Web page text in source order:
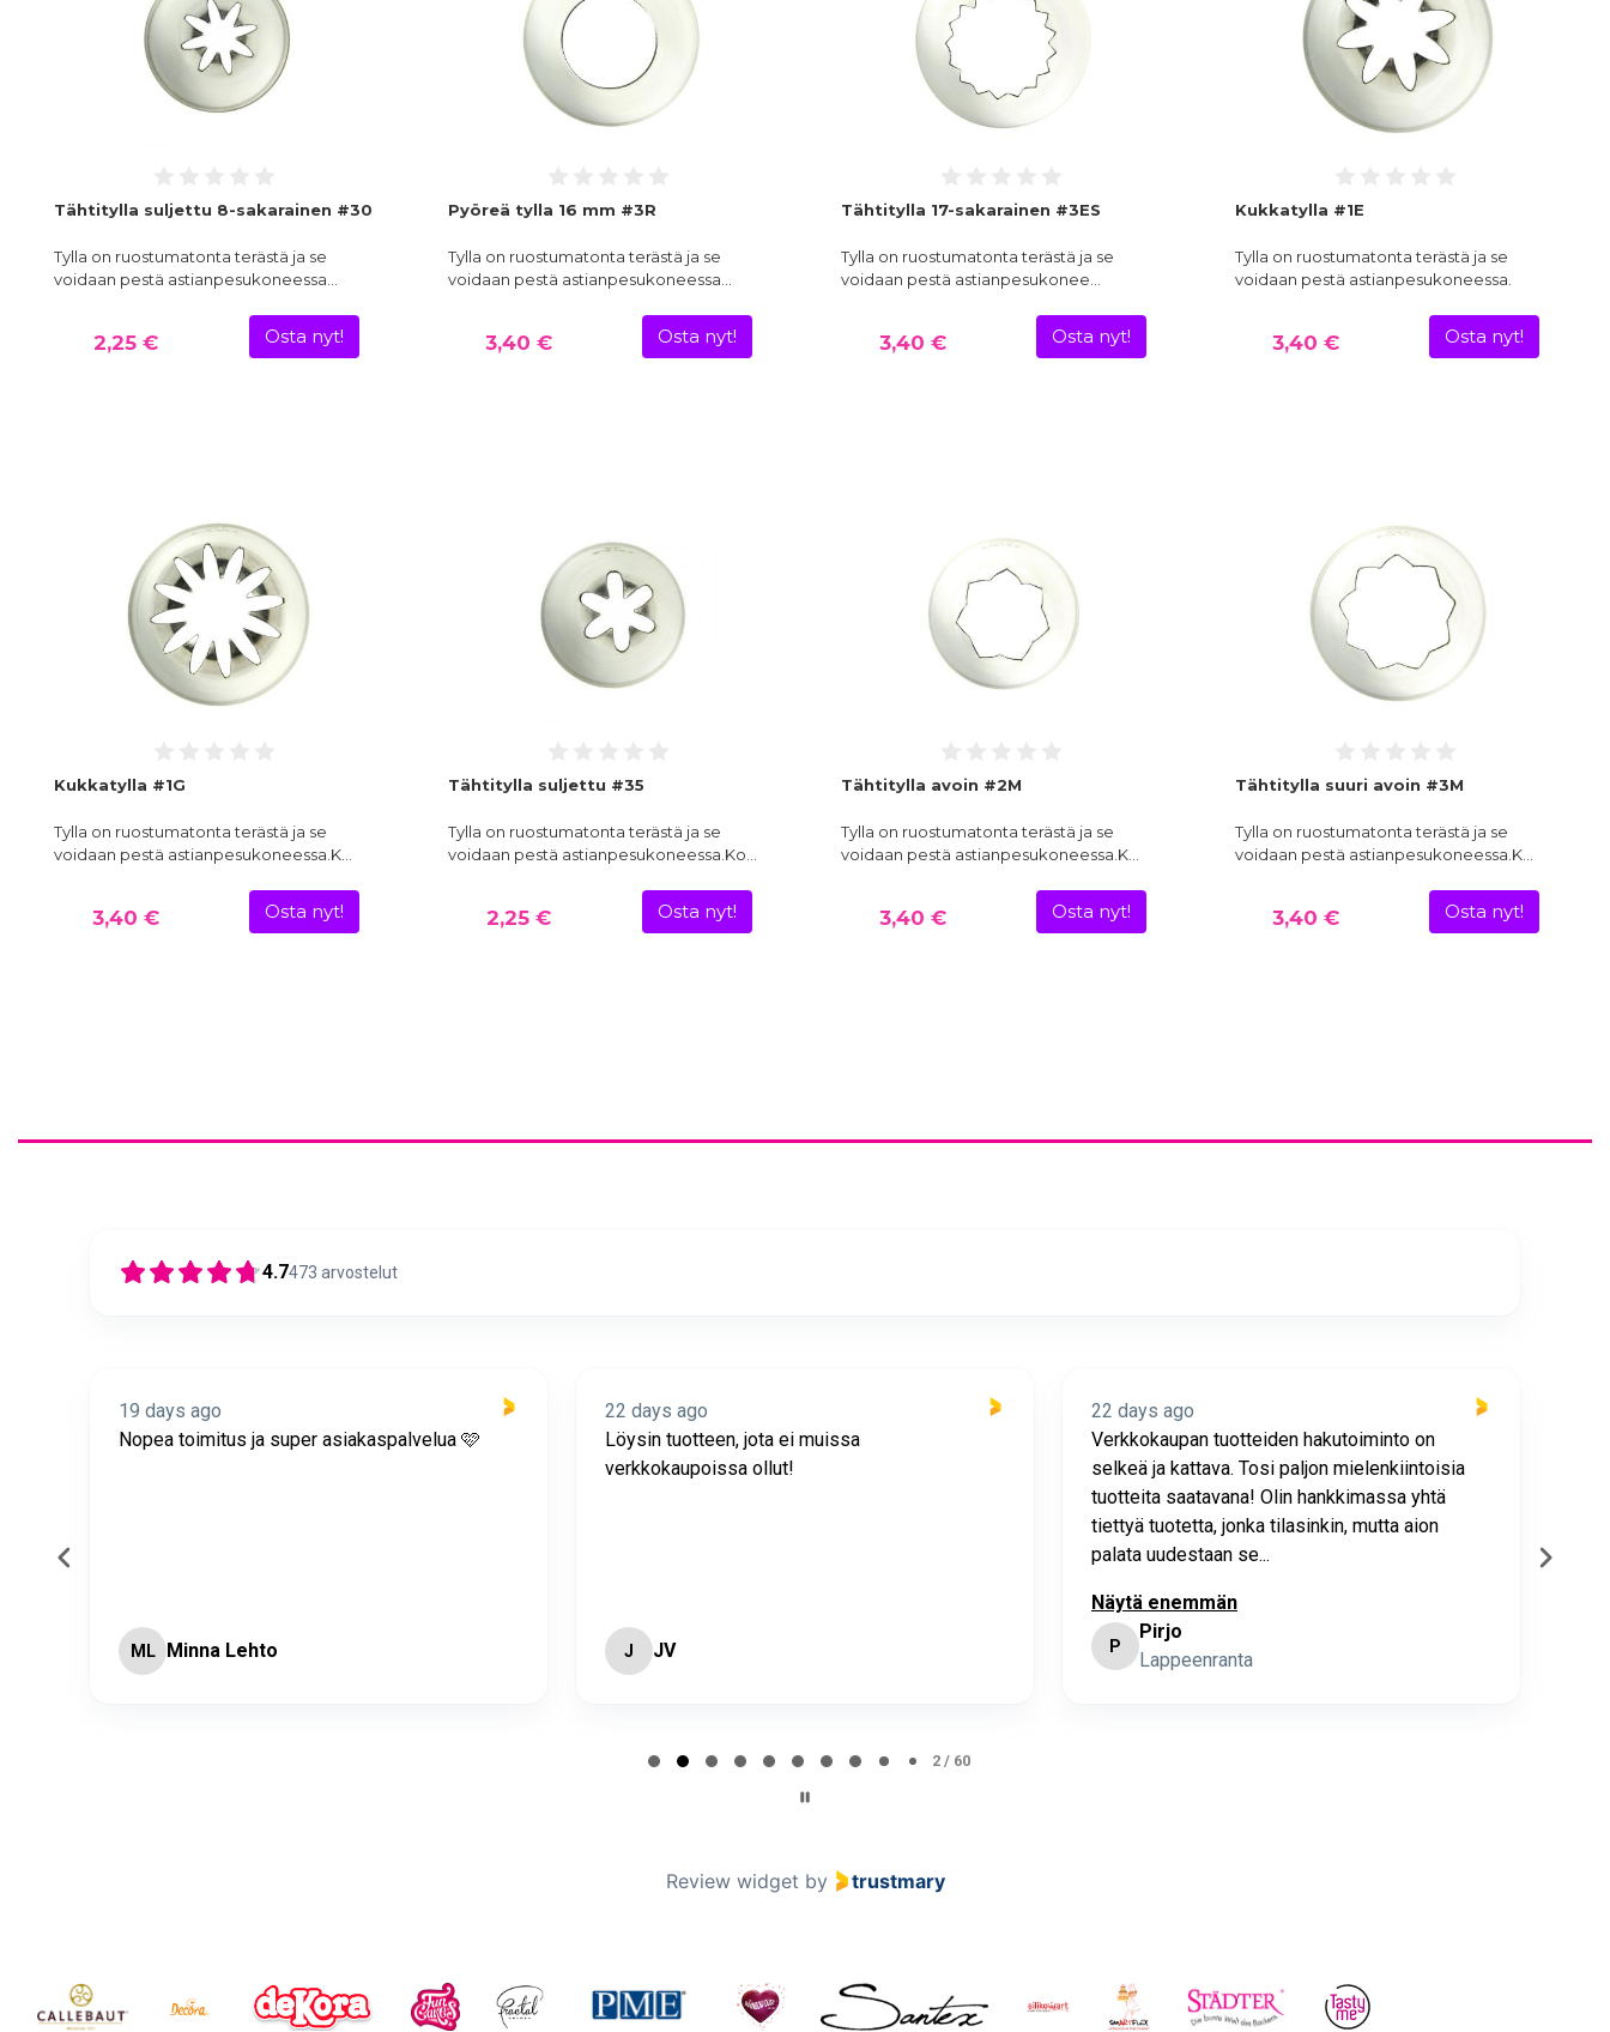
Tähtitylla suljettu 8-sakarainen #30
Tylla on ruostumatonta terästä ja se
voidaan pestä astianpesukoneessa…
2,25 € Osta nyt!
Pyöreä tylla 16 mm #3R
Tylla on ruostumatonta terästä ja se
voidaan pestä astianpesukoneessa…
3,40 € Osta nyt!
Tähtitylla 17-sakarainen #3ES
Tylla on ruostumatonta terästä ja se
voidaan pestä astianpesukonee…
3,40 € Osta nyt!
Kukkatylla #1E
Tylla on ruostumatonta terästä ja se
voidaan pestä astianpesukoneessa.
3,40 € Osta nyt!
Kukkatylla #1G
Tylla on ruostumatonta terästä ja se
voidaan pestä astianpesukoneessa.K…
3,40 € Osta nyt!
Tähtitylla suljettu #35
Tylla on ruostumatonta terästä ja se
voidaan pestä astianpesukoneessa.Ko…
2,25 € Osta nyt!
Tähtitylla avoin #2M
Tylla on ruostumatonta terästä ja se
voidaan pestä astianpesukoneessa.K…
3,40 € Osta nyt!
Tähtitylla suuri avoin #3M
Tylla on ruostumatonta terästä ja se
voidaan pestä astianpesukoneessa.K…
3,40 € Osta nyt!
4.7473 arvostelut
19 days ago
Nopea toimitus ja super asiakaspalvelua 🩷
ML Minna Lehto
22 days ago
Löysin tuotteen, jota ei muissa
verkkokaupoissa ollut!
J JV
22 days ago
Verkkokaupan tuotteiden hakutoiminto on
selkeä ja kattava. Tosi paljon mielenkiintoisia
tuotteita saatavana! Olin hankkimassa yhtä
tiettyä tuotetta, jonka tilasinkin, mutta aion
palata uudestaan se...
Näytä enemmän
P
Pirjo
Lappeenranta
2 / 60
Review widget by trustmary